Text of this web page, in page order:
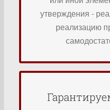
утверждения -
реализацию
Показываем на
Утверждаем